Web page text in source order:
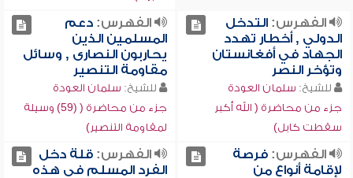
الفهرس:التدخل
الدولي , أخطار تهدد
الجهاد في أفغانستان
وتؤخر النصر
للشيخ: سلمان العودة
جزء من محاضرة ( الله أكبر
سقطت كابل)
الفهرس:دعم
المسلمين الذين
يحاربون النصارى , وسائل
مقاومة التنصير
للشيخ: سلمان العودة
جزء من محاضرة ( (59) وسيلة
لمقاومة التنصير)
الفهرس:فرصة
لإقامة أنواع من
الفهرس:قلة دخل
الفرد المسلم في هذه